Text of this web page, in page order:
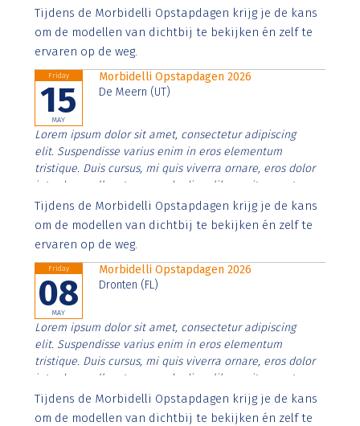
Aenean faucibus nibh et justo cursus id rutrum lorem
imperdiet. Nunc ut sem vitae risus tristique posuere.
Tijdens de Morbidelli Opstapdagen krijg je de kans
om de modellen van dichtbij te bekijken én zelf te
ervaren op de weg.
Friday
15
MAY
Morbidelli Opstapdagen 2026
De Meern (UT)
Lorem ipsum dolor sit amet, consectetur adipiscing
elit. Suspendisse varius enim in eros elementum
tristique. Duis cursus, mi quis viverra ornare, eros dolor
interdum nulla, ut commodo diam libero vitae erat.
Aenean faucibus nibh et justo cursus id rutrum lorem
imperdiet. Nunc ut sem vitae risus tristique posuere.
Tijdens de Morbidelli Opstapdagen krijg je de kans
om de modellen van dichtbij te bekijken én zelf te
ervaren op de weg.
Friday
08
MAY
Morbidelli Opstapdagen 2026
Dronten (FL)
Lorem ipsum dolor sit amet, consectetur adipiscing
elit. Suspendisse varius enim in eros elementum
tristique. Duis cursus, mi quis viverra ornare, eros dolor
interdum nulla, ut commodo diam libero vitae erat.
Aenean faucibus nibh et justo cursus id rutrum lorem
imperdiet. Nunc ut sem vitae risus tristique posuere.
Tijdens de Morbidelli Opstapdagen krijg je de kans
om de modellen van dichtbij te bekijken én zelf te